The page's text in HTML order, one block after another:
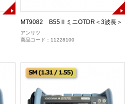
MT9082 B55ⅡミニOTDR＜3波長＞
アンリツ
商品コード：11228100